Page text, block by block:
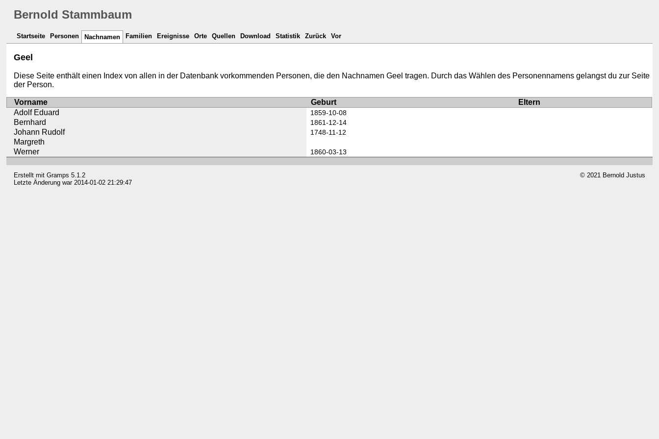
Bernold Stammbaum
Startseite Personen Nachnamen Familien Ereignisse Orte Quellen Download Statistik Zurück Vor
Geel
Diese Seite enthält einen Index von allen in der Datenbank vorkommenden Personen, die den Nachnamen Geel tragen. Durch das Wählen des Personennamens gelangst du zur Seite
der Person.
Vorname Geburt
Eltern
Adolf Eduard
1859-10-08
Bernhard 1861-12-14
Johann Rudolf 1748-11-12
Margreth
Werner
1860-03-13
Erstellt mitGramps 5.1.2
Letzte Änderung war 2014-01-02 21:29:47
© 2021 Bernold Justus